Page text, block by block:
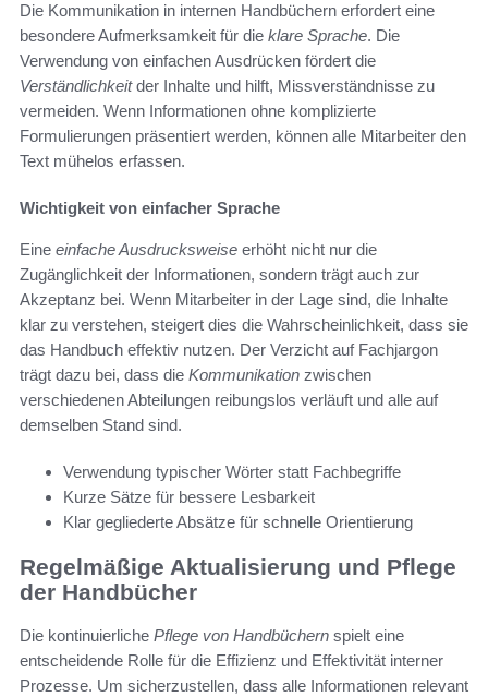
Die Kommunikation in internen Handbüchern erfordert eine
besondere Aufmerksamkeit für die klare Sprache. Die
Verwendung von einfachen Ausdrücken fördert die
Verständlichkeitder Inhalte und hilft, Missverständnisse zu
vermeiden. Wenn Informationen ohne komplizierte
Formulierungen präsentiert werden, können alle Mitarbeiter den
Text mühelos erfassen.
Wichtigkeit von einfacher Sprache
Eine einfache Ausdrucksweise erhöht nicht nur die
Zugänglichkeit der Informationen, sondern trägt auch zur
Akzeptanz bei. Wenn Mitarbeiter in der Lage sind, die Inhalte
klar zu verstehen, steigert dies die Wahrscheinlichkeit, dass sie
das Handbuch effektiv nutzen. Der Verzicht auf Fachjargon
trägt dazu bei, dass die Kommunikation zwischen
verschiedenen Abteilungen reibungslos verläuft und alle auf
demselben Stand sind.
Verwendung typischer Wörter statt Fachbegriffe
Kurze Sätze für bessere Lesbarkeit
Klar gegliederte Absätze für schnelle Orientierung
Regelmäßige Aktualisierung und Pflege
der Handbücher
Die kontinuierliche Pflege von Handbüchern spielt eine
entscheidende Rolle für die Effizienz und Effektivität interner
Prozesse. Um sicherzustellen, dass alle Informationen relevant